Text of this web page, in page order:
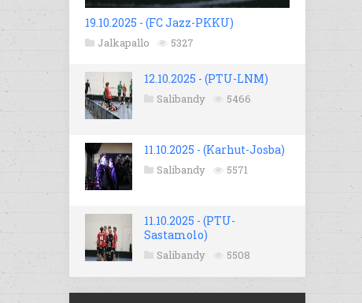
19.10.2025 - (FC Jazz-PKKU)
Jalkapallo 5327
12.10.2025 - (PTU-LNM)
Salibandy 5466
11.10.2025 - (Karhut-Josba)
Salibandy 5571
11.10.2025 - (PTU-
Sastamolo)
Salibandy 5508